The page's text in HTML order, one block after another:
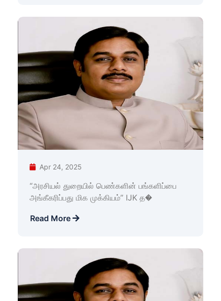
Apr 24, 2025
“அரசியல் துறையில் பெண்களின் பங்களிப்பை
அங்கீகரிப்பது மிக முக்கியம்” IJK த�
Read More